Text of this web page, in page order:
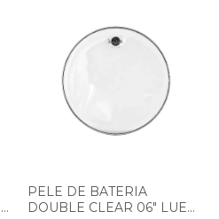
PELE DE BATERIA
DOUBLE CLEAR 06" LUEN